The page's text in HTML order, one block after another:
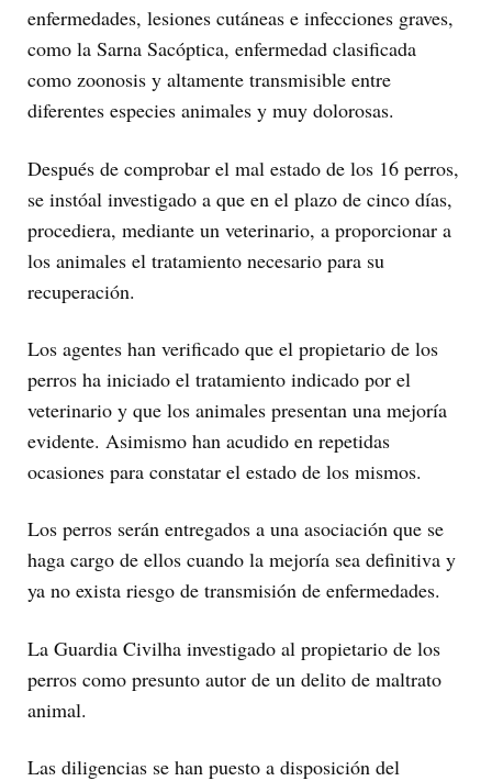
enfermedades, lesiones cutáneas e infecciones graves,
como la Sarna Sacóptica, enfermedad clasificada
como zoonosis y altamente transmisible entre
diferentes especies animales y muy dolorosas.
Después de comprobar el mal estado de los 16 perros,
se instóal investigado a que en el plazo de cinco días,
procediera, mediante un veterinario, a proporcionar a
los animales el tratamiento necesario para su
recuperación.
Los agentes han verificado que el propietario de los
perros ha iniciado el tratamiento indicado por el
veterinario y que los animales presentan una mejoría
evidente. Asimismo han acudido en repetidas
ocasiones para constatar el estado de los mismos.
Los perros serán entregados a una asociación que se
haga cargo de ellos cuando la mejoría sea definitiva y
ya no exista riesgo de transmisión de enfermedades.
La Guardia Civilha investigado al propietario de los
perros como presunto autor de un delito de maltrato
animal.
Las diligencias se han puesto a disposición del